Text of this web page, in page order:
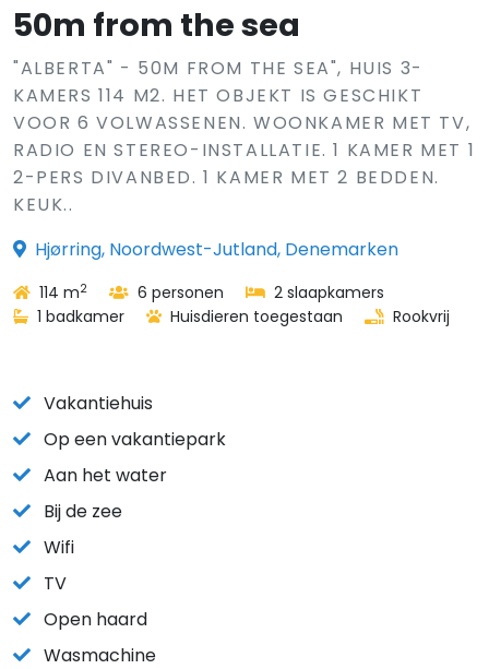
50m from the sea
"ALBERTA" - 50M FROM THE SEA", HUIS 3-
KAMERS 114 M2. HET OBJEKT IS GESCHIKT
VOOR 6 VOLWASSENEN. WOONKAMER MET TV,
RADIO EN STEREO-INSTALLATIE. 1 KAMER MET 1
2-PERS DIVANBED. 1 KAMER MET 2 BEDDEN.
KEUK..
Hjørring, Noordwest-Jutland, Denemarken
114 m2 6 personen
2 slaapkamers
1 badkamer
Huisdieren toegestaan Rookvrij
Vakantiehuis
Op een vakantiepark
Aan het water
Bij de zee
Wifi
TV
Open haard
Wasmachine